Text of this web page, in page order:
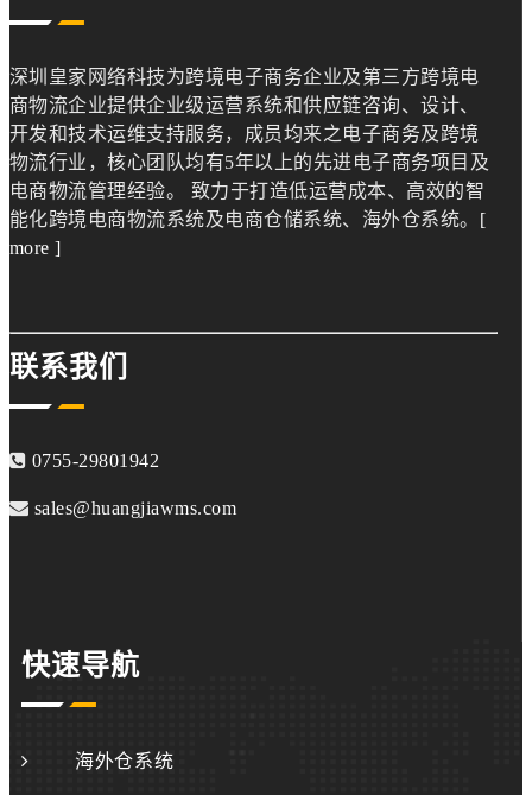
深圳皇家网络科技为跨境电子商务企业及第三方跨境电
商物流企业提供企业级运营系统和供应链咨询、设计、
开发和技术运维支持服务，成员均来之电子商务及跨境
物流行业，核心团队均有5年以上的先进电子商务项目及
电商物流管理经验。 致力于打造低运营成本、高效的智
能化跨境电商物流系统及电商仓储系统、海外仓系统。 [
more ]
联系我们
0755-29801942
sales@huangjiawms.com
快速导航
海外仓系统